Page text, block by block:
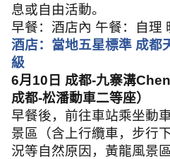
息或自由活動。
早餐：酒店內 午餐：自理
酒店：當地五星標準 成都
級
6月 10 日 成都-九寨溝
成都-松潘動車二等座）
早餐後，前往車站乘坐動
景區（含上行纜車，步行
況等自然原因，黃龍風景